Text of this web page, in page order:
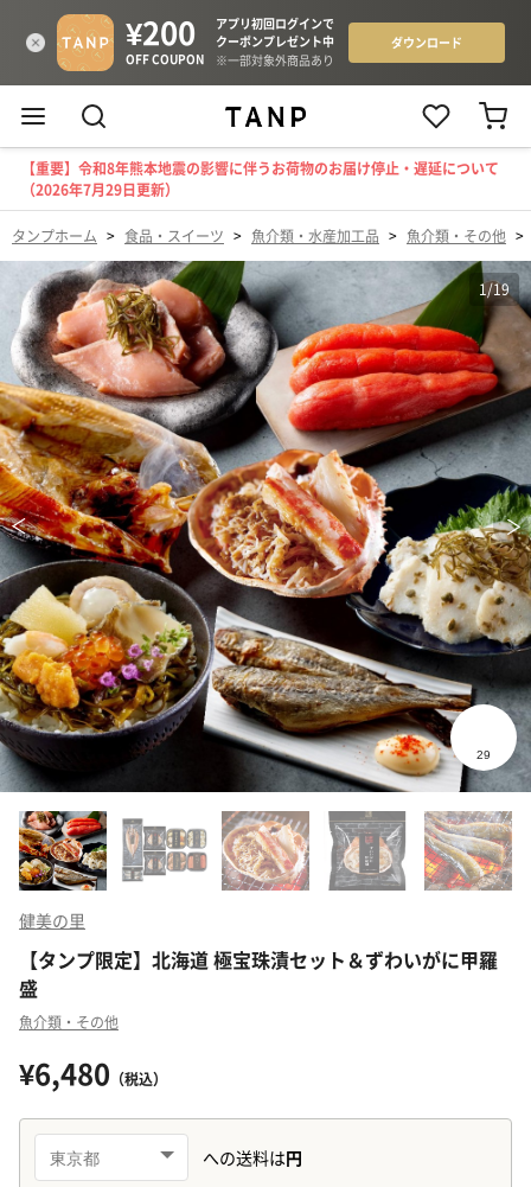
【重要】令和8年熊本地震の影響に伴うお荷物のお届け停止・遅延について
（2026年7月29日更新）
タンプホーム > 食品・スイーツ > 魚介類・水産加工品 > 魚介類・その他 >
1/19
健美の里
【タンプ限定】北海道 極宝珠漬セット＆ずわいがに甲羅
盛
魚介類・その他
¥6,480 （税込）